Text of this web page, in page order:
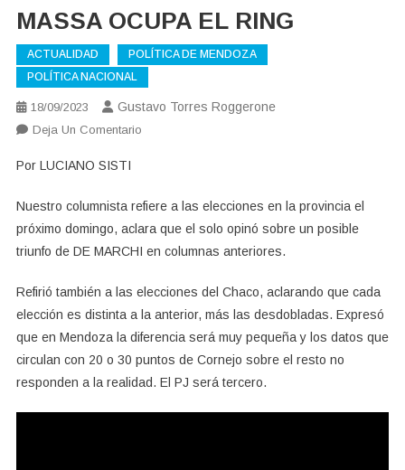
MASSA OCUPA EL RING
ACTUALIDAD
POLÍTICA DE MENDOZA
POLÍTICA NACIONAL
18/09/2023 Gustavo Torres Roggerone
Deja Un ComentarioEn
RING
Por LUCIANO SISTI
Nuestro columnista refiere a las elecciones en la provincia el
próximo domingo, aclara que el solo opinó sobre un posible
triunfo de DE MARCHI en columnas anteriores.
Refirió también a las elecciones del Chaco, aclarando que cada
elección es distinta a la anterior, más las desdobladas. Expresó
que en Mendoza la diferencia será muy pequeña y los datos que
circulan con 20 o 30 puntos de Cornejo sobre el resto no
responden a la realidad. El PJ será tercero.